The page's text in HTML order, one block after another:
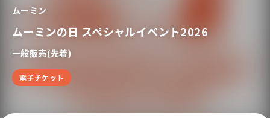
ムーミン
ムーミンの日 スペシャルイベント2026
一般販売(先着)
電子チケット